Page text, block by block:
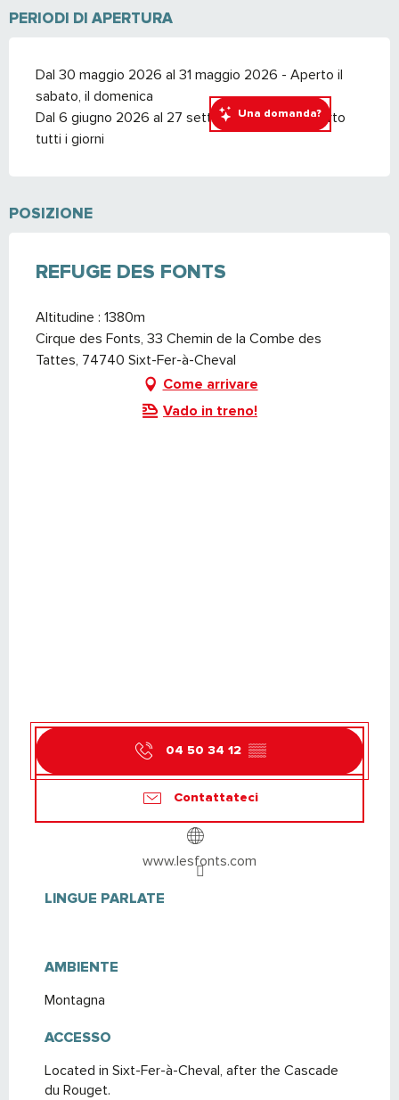
Una domanda?
PERIODI DI APERTURA
Dal 30 maggio 2026 al 31 maggio 2026 - Aperto il
sabato, il domenica
Dal 6 giugno 2026 al 27 settembre 2026 - Aperto
tutti i giorni
POSIZIONE
REFUGE DES FONTS
Altitudine : 1380m
Cirque des Fonts, 33 Chemin de la Combe des
Tattes, 74740 Sixt-Fer-à-Cheval
Come arrivare
Vado in treno!
04 50 34 12 ▒▒
Contattateci
www.lesfonts.com
LINGUE PARLATE
LINGUE PARLATE
AMBIENTE
AMBIENTE
Montagna
ACCESSO
ACCESSO
Located in Sixt-Fer-à-Cheval, after the Cascade
du Rouget.